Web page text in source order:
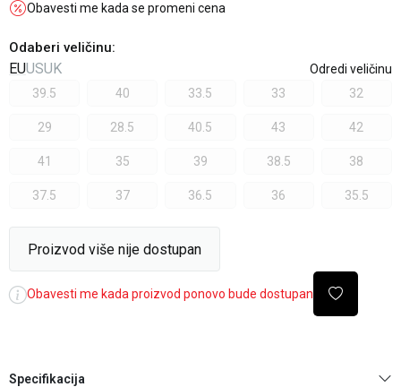
Obavesti me kada se promeni cena
Odaberi veličinu:
EUUSUK
Odredi veličinu
39.5
40 33.5 33 32
29 28.5 40.5 43 42
41 35 39 38.5 38
37.5 37 36.5 36 35.5
Proizvod više nije dostupan
Obavesti me kada proizvod ponovo bude dostupan
Specifikacija